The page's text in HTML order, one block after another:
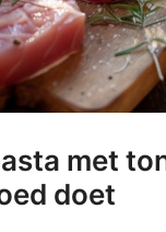
met
doet